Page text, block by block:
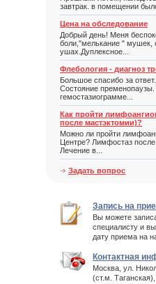
завтрак. в помещении
Цена на обследование
Добрый день! Меня
боли,"мелькание " мушек,
ушах.Дуплексное...
Флебология - диагноз
Большое спасибо за
Состояние пременопаузы.
гемостазиограмме...
Как пройти
после мастэктомии)?
Можно ли пройти
Центре? Лимфостаз после
Лечение в...
Задать вопрос
Запись на
Вы можете
специалисту и
дату приема на
Контактная
Москва, ул.
(ст.м.